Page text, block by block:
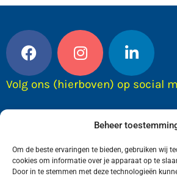
Beheer
Om de beste ervaringen te bieden, gebruiken wij
cookies om informatie over je apparaat op te
Door in te stemmen met deze technologieën
Volg ons (hierboven) op social